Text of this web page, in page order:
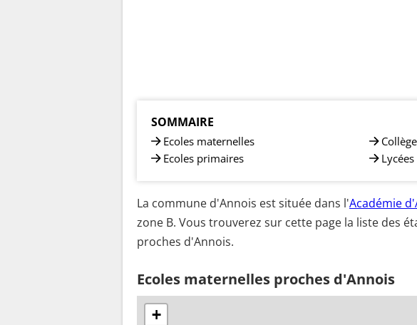
SOMMAIRE
Ecoles maternelles
Ecoles primaires
Lycées
La commune d'Annois est située dans l'Académie
zone B. Vous trouverez sur cette page la liste des
proches d'Annois.
Ecoles maternelles proches d'Annois
+